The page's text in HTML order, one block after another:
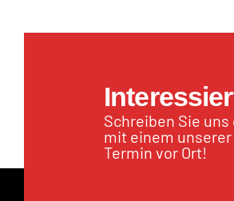
Schreiben Sie
mit einem
Termin vor Ort!